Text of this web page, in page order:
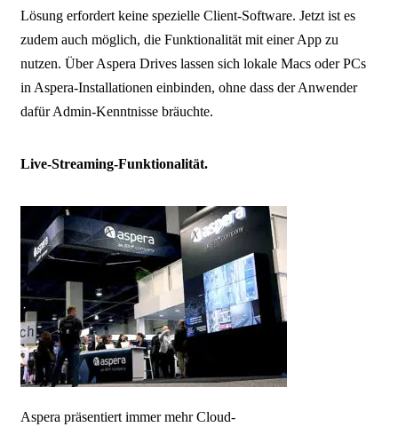
Lösung erfordert keine spezielle Client-Software. Jetzt ist es
zudem auch möglich, die Funktionalität mit einer App zu
nutzen. Über Aspera Drives lassen sich lokale Macs oder PCs
in Aspera-Installationen einbinden, ohne dass der Anwender
dafür Admin-Kenntnisse bräuchte.
Live-Streaming-Funktionalität.
Aspera präsentiert immer mehr Cloud-